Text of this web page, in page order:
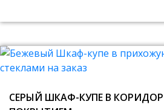
СЕРЫЙ ШКАФ-КУПЕ В